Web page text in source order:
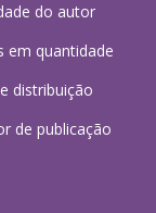
do autor
em quantidade
distribuição
de publicação